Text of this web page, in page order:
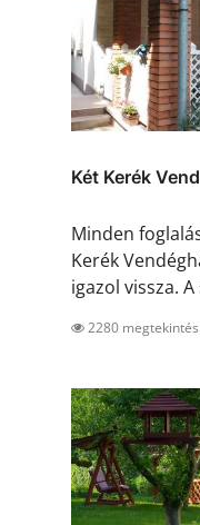
Két Kerék
Minden
Kerék
igazol vissza. A
2280 megtekintés